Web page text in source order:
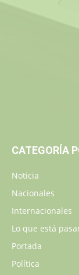
CATEGORÍA
Noticia
Nacionales
Internacionales
Lo que está
Portada
Política